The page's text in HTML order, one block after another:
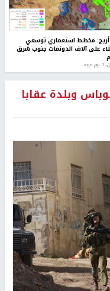
مخطط استعماري توسعي
على آلاف الدونمات جنوب شرق
وبلدة عقابا